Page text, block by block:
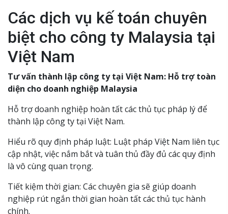
Các dịch vụ kế toán chuyên
biệt cho công ty Malaysia tại
Việt Nam
Tư vấn thành lập công ty tại Việt Nam: Hỗ trợ toàn
diện cho doanh nghiệp Malaysia
Hỗ trợ doanh nghiệp hoàn tất các thủ tục pháp lý để
thành lập công ty tại Việt Nam.
Hiểu rõ quy định pháp luật: Luật pháp Việt Nam liên tục
cập nhật, việc nắm bắt và tuân thủ đầy đủ các quy định
là vô cùng quan trọng.
Tiết kiệm thời gian: Các chuyên gia sẽ giúp doanh
nghiệp rút ngắn thời gian hoàn tất các thủ tục hành
chính.